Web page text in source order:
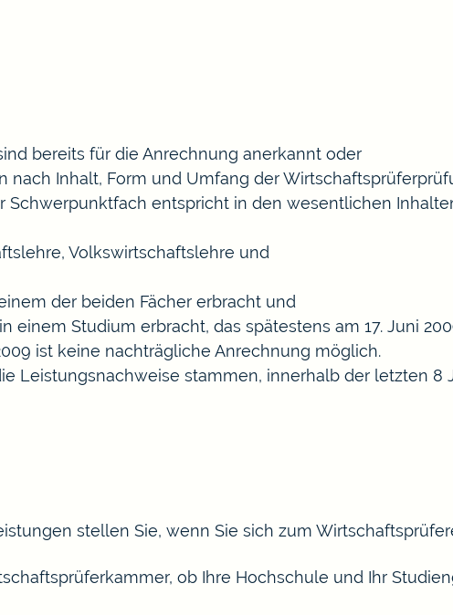
bereits für die Anrechnung anerkannt oder
nach Inhalt, Form und Umfang der
Schwerpunktfach entspricht in den wesentlichen
Volkswirtschaftslehre und
der beiden Fächer erbracht und
einem Studium erbracht, das spätestens am 17. Juni
ist keine nachträgliche Anrechnung möglich.
Leistungsnachweise stammen, innerhalb der letzten 8
stellen Sie, wenn Sie sich zum
ob Ihre Hochschule und Ihr